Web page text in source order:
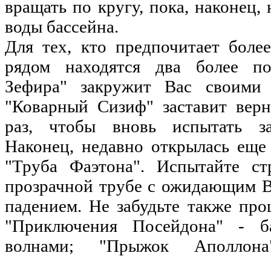
вращать по кругу, пока,
воды бассейна.
Для тех, кто предпочитает
рядом находятся два более
Зефира" закружит Вас
"Коварный Сизиф" заставит
раз, чтобы вновь испытать
Наконец, недавно открылась
"Труба Фаэтона". Испытайте
прозрачной трубе с ожидающим
падением. Не забудьте также
"Приключения Посейдона" -
волнами; "Прыжок